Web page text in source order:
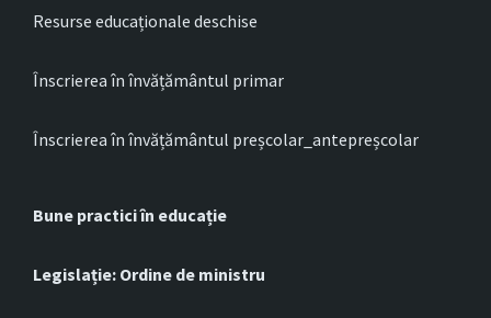
Resurse educaționale deschise
Înscrierea în învățământul primar
Înscrierea în învățământul preșcolar_antepreșcolar
Bune practici în educație
Legislație: Ordine de ministru